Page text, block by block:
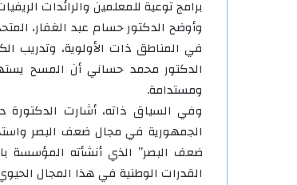
برامج توعية للمعلمين والرائدات
وأوضح الدكتور حسام عبد الغفار،
في المناطق ذات الأولوية، وتدريب
الدكتور محمد حساني أن المسح
ومستدامة.
وفي السياق ذاته، أشارت الدكتورة
الجمهورية في مجال ضعف البصر
ضعف البصر” الذي أنشأته المؤسسة
القدرات الوطنية في هذا المجال